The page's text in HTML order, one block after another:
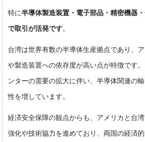
特に半導体製造装置・電子部品・精密機器
で取引が活発です。
台湾は世界有数の半導体生産拠点であり、
や製造装置への依存度が高い点が特徴です
ンターの需要の拡大に伴い、半導体関連の
性を増しています。
経済安全保障の観点からも、アメリカと台
強化や技術協力を進めており、両国の経済